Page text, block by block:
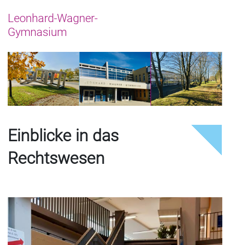
Einblicke in das
Rechtswesen